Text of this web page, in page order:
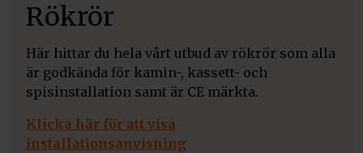
Rökrör
Här hittar du hela vårt utbud av rökrör som alla
är godkända för kamin-, kassett- och
spisinstallation samt är CE märkta.
Klicka här för att visa
installationsanvisning